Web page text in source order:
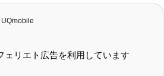
UQmobile
ェリエト広告を利用しています